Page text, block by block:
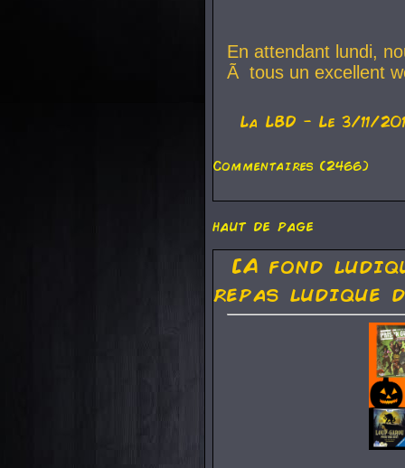
En attendant lundi,
Ã tous un excellent
La LBD - Le 3/11/
Commentaires (2466)
haut de page
[A fond
repas ludique